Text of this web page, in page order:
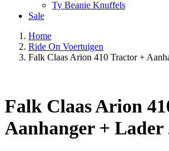
Ty Beanie Knuffels
Sale
Home
Ride On Voertuigen
Falk Claas Arion 410 Tractor +
Falk Claas Arion
Aanhanger + Lader